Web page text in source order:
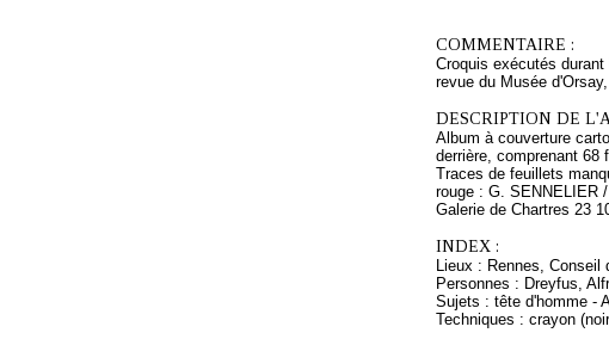
COMMENTAIRE :
Croquis exécutés
revue du Musée
DESCRIPTION DE
Album à couverture
derrière, comprenant 68
Traces de feuillets
rouge : G. SENNELIER
Galerie de Chartres 23
INDEX :
Lieux : Rennes, Conseil
Personnes : Dreyfus,
Sujets : tête d'homme -
Techniques : crayon